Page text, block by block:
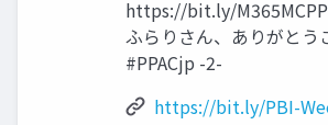
https://bit.ly/M365MCPP
ふらりさん、ありがとう
#PPACjp -2-
https://bit.ly/PBI-